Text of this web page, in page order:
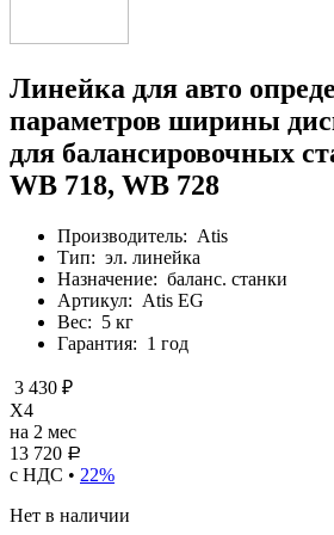
Линейка для авто
параметров ширины
для балансировочных
WB 718, WB 728
Производитель: Atis
Тип: эл. линейка
Назначение: баланс. станки
Артикул: Atis EG
Вес: 5 кг
Гарантия: 1 год
3 430 ₽
X4
на 2 мес
13 720 Р
с НДС • 22%
Нет в наличии